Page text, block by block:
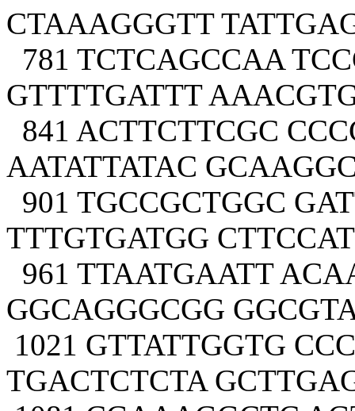
CTAAAGGGTT
781 TCTCAGCCAA
GTTTTGATTT
841 ACTTCTTCGC
AATATTATAC
901 TGCCGCTGGC
TTTGTGATGG
961 TTAATGAATT
GGCAGGGCGG
1021 GTTATTGGTG
TGACTCTCTA